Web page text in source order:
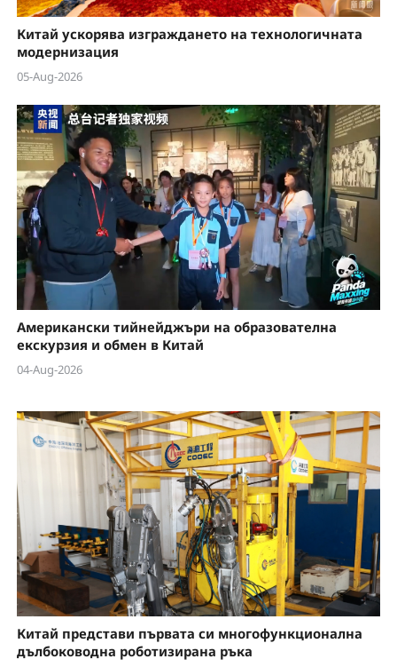
Китай ускорява изграждането на технологичната
модернизация
05-Aug-2026
Американски тийнейджъри на образователна
екскурзия и обмен в Китай
04-Aug-2026
Китай представи първата си многофункционална
дълбоководна роботизирана ръка